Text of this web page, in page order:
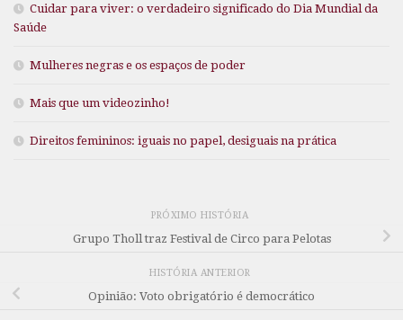
Cuidar para viver: o verdadeiro significado do Dia Mundial da
Saúde
Mulheres negras e os espaços de poder
Mais que um videozinho!
Direitos femininos: iguais no papel, desiguais na prática
PRÓXIMO HISTÓRIA
Grupo Tholl traz Festival de Circo para Pelotas
HISTÓRIA ANTERIOR
Opinião: Voto obrigatório é democrático